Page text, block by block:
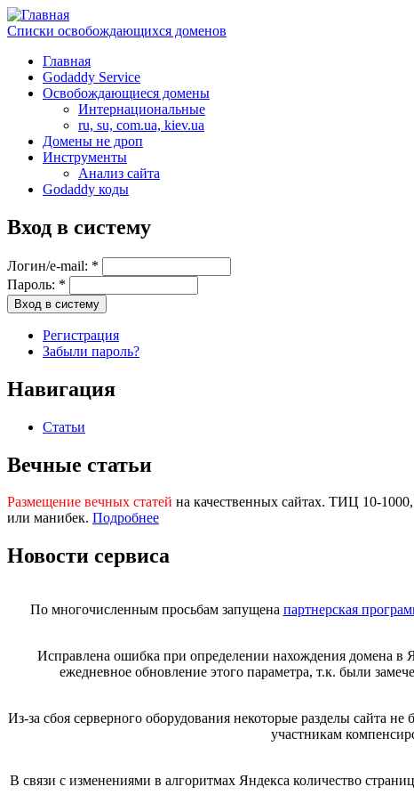
Списки освобождающихся доменов
Главная
Godaddy Service
Освобождающиеся домены
Интернациональные
ru, su, com.ua, kiev.ua
Домены не дроп
Инструменты
Анализ сайта
Godaddy коды
Вход в систему
Логин/e-mail: *
Пароль: *
Регистрация
Забыли пароль?
Навигация
Статьи
Вечные статьи
Размещение вечных статей на качественных сайтах. ТИЦ 10-
или манибек. Подробнее
Новости сервиса
По многочисленным просьбам запущена партнерская
Исправлена ошибка при определении нахождения домена
ежедневное обновление этого параметра, т.к. были
Из-за сбоя серверного оборудования некоторые разделы сайта
участникам
В связи с изменениями в алгоритмах Яндекса количество